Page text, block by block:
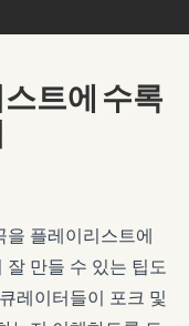
트에 수록
을 플레이리스트에
잘 만들 수 있는 팁도
레이터들이 포크 및